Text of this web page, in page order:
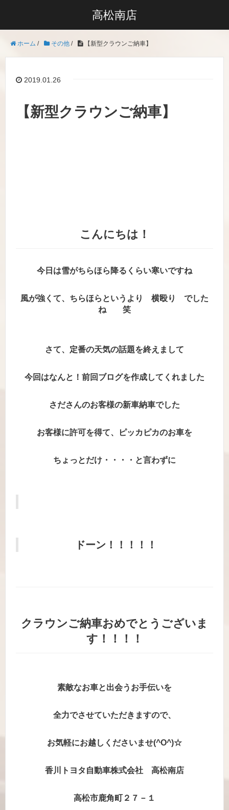
高松南店
ホーム / その他 / 【新型クラウンご納車】
2019.01.26
【新型クラウンご納車】
こんにちは！
今日は雪がちらほら降るくらい寒いですね
風が強くて、ちらほらというより 横殴り でした
ね 笑
さて、定番の天気の話題を終えまして
今回はなんと！前回ブログを作成してくれました
さださんのお客様の新車納車でした
お客様に許可を得て、ピッカピカのお車を
ちょっとだけ・・・・と言わずに
ドーン！！！！！
クラウンご納車おめでとうございま
す！！！！
素敵なお車と出会うお手伝いを
全力でさせていただきますので、
お気軽にお越しくださいませ(^O^)☆
香川トヨタ自動車株式会社 高松南店
高松市鹿角町２７－１